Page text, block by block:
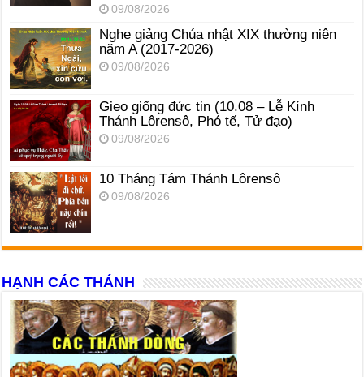
09/08/2026
Nghe giảng Chúa nhật XIX thường niên
năm A (2017-2026)
09/08/2026
Gieo giống đức tin (10.08 – Lễ Kính
Thánh Lôrensô, Phó tế, Tử đạo)
09/08/2026
10 Tháng Tám Thánh Lôrensô
09/08/2026
HẠNH CÁC THÁNH